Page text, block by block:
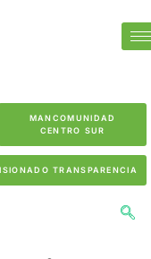
MANCOMUNIDAD
CENTRO SUR
TRANSPARENCIA